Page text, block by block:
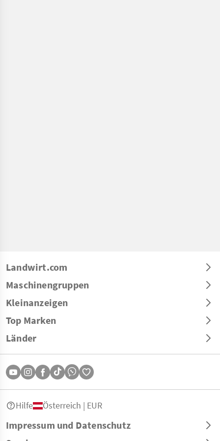
Landwirt.com
Maschinengruppen
Kleinanzeigen
Top Marken
Länder
Impressum und Datenschutz
Hilfe Österreich | EUR